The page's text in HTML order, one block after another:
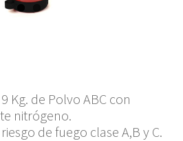
Kg. de Polvo ABC con
nitrógeno.
de fuego clase A,B y C.